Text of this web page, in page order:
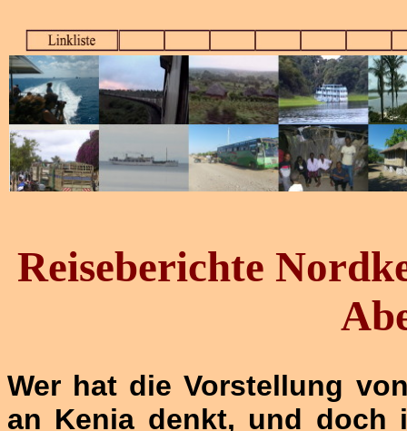
Reiseberichte
Wer hat die Vorstellung
an Kenia denkt, und doch